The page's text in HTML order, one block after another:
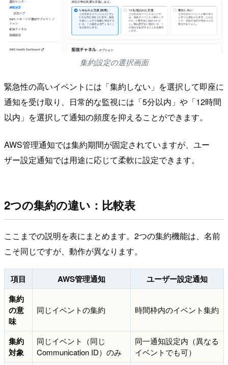
集約設定の選択画面
緊急性の高いイベントには「集約しない」を選択して即座に
通知を受け取り、日常的な監視には「5分以内」や「12時間
以内」を選択して通知の頻度を抑えることができます。
AWS管理通知では集約期間が固定されていますが、ユー
ザー設定通知では用途に応じて柔軟に設定できます。
2つの集約の違い：比較表
ここまでの説明を表にまとめます。2つの集約機能は、名前
こそ同じですが、動作が異なります。
項目 AWS管理通知
ユーザー設定通知
集約
の意
味
同じイベントの集約 時間枠内のイベント集約
集約
対象
同じイベント（同じ
Communication ID）のみ
同一通知設定内（異なる
イベントでも可）